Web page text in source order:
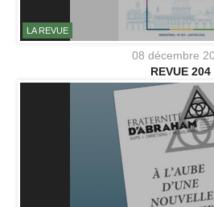
LA REVUE
08 décembre
REVUE 204